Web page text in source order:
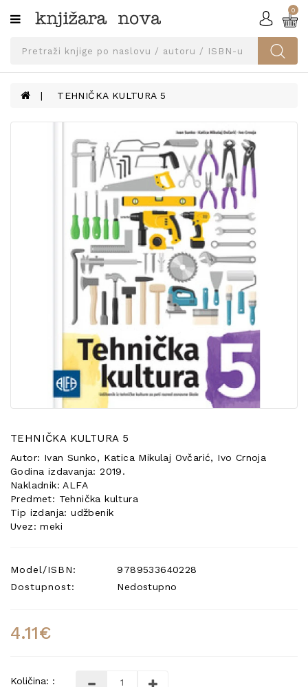
Kategorije
SVEUČILIŠNA
UDŽBENICI
KNJIGE
PRIBOR
0
TEHNIČKA KULTURA 5
TEHNIČKA KULTURA 5
Autor: Ivan Sunko, Katica Mikulaj Ovčarić, Ivo Crnoja
Godina izdavanja: 2019.
Nakladnik: ALFA
Predmet: Tehnička kultura
Tip izdanja: udžbenik
Uvez: meki
Model/ISBN:
9789533640228
Dostupnost:
Nedostupno
4.11€
Količina: :